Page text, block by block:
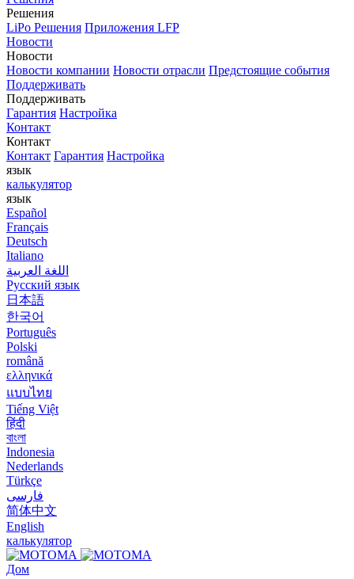
Решения
LiPo Решения Приложения LFP
Новости
Новости
Новости компании Новости отрасли Предстоящие события
Поддерживать
Поддерживать
Гарантия Настройка
Контакт
Контакт
Контакт Гарантия Настройка
язык
калькулятор
язык
Español
Français
Deutsch
Italiano
اللغة العربية
Русский язык
日本語
한국어
Português
Polski
română
ελληνικά
แบบไทย
Tiếng Việt
हिंदी
বাংলা
Indonesia
Nederlands
Türkçe
فارسی
简体中文
English
калькулятор
Дом